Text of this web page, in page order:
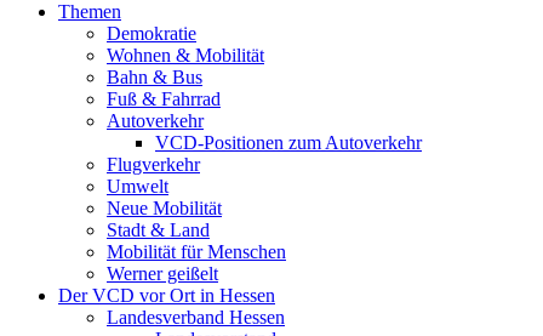
Themen
Demokratie
Wohnen & Mobilität
Bahn & Bus
Fuß & Fahrrad
Autoverkehr
VCD-Positionen zum Autoverkehr
Flugverkehr
Umwelt
Neue Mobilität
Stadt & Land
Mobilität für Menschen
Werner geißelt
Der VCD vor Ort in Hessen
Landesverband Hessen